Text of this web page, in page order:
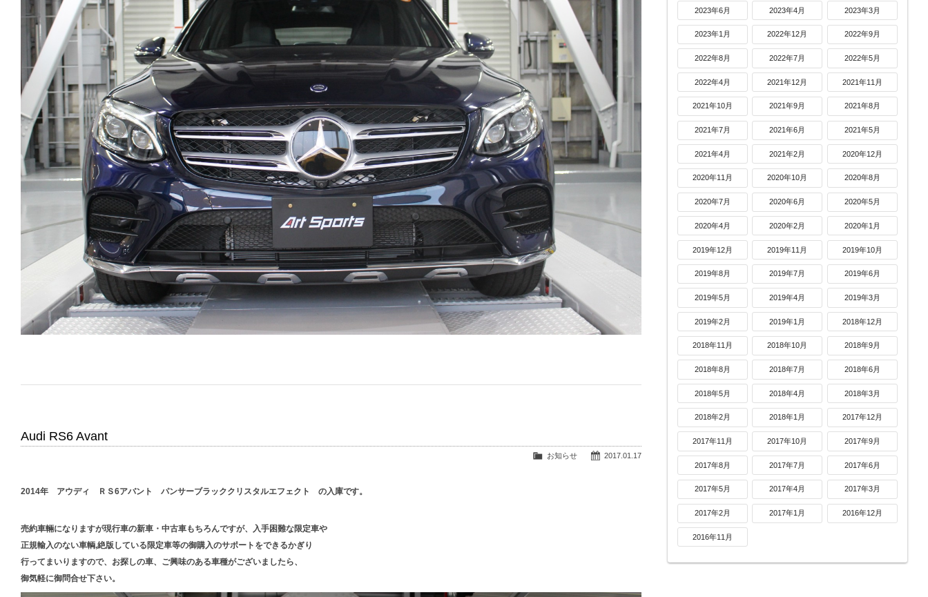
Audi RS6 Avant
2017.01.17
お知らせ
2014年 アウディ ＲＳ6アバント パンサーブラッククリスタルエフェクト の入庫です。
売約車輛になりますが現行車の新車・中古車もちろんですが、入手困難な限定車や
正規輸入のない車輌,絶版している限定車等の御購入のサポートをできるかぎり
行ってまいりますので、お探しの車、ご興味のある車種がございましたら、
御気軽に御問合せ下さい。
2023年6月 2023年4月 2023年3月
2023年1月 2022年12月 2022年9月
2022年8月 2022年7月 2022年5月
2022年4月 2021年12月 2021年11月
2021年10月 2021年9月 2021年8月
2021年7月 2021年6月 2021年5月
2021年4月 2021年2月 2020年12月
2020年11月 2020年10月 2020年8月
2020年7月 2020年6月 2020年5月
2020年4月 2020年2月 2020年1月
2019年12月 2019年11月 2019年10月
2019年8月 2019年7月 2019年6月
2019年5月 2019年4月 2019年3月
2019年2月 2019年1月 2018年12月
2018年11月 2018年10月 2018年9月
2018年8月 2018年7月 2018年6月
2018年5月 2018年4月 2018年3月
2018年2月 2018年1月 2017年12月
2017年11月 2017年10月 2017年9月
2017年8月 2017年7月 2017年6月
2017年5月 2017年4月 2017年3月
2017年2月 2017年1月 2016年12月
2016年11月